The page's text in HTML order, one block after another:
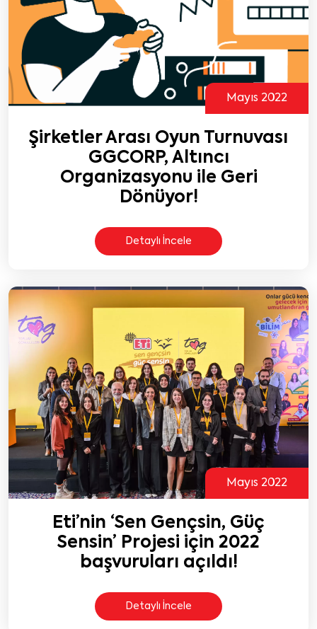
Mayıs 2022
Şirketler Arası Oyun Turnuvası
GGCORP, Altıncı
Organizasyonu ile Geri
Dönüyor!
Detaylı İncele
Mayıs 2022
Eti’nin ‘Sen Gençsin, Güç
Sensin’ Projesi için 2022
başvuruları açıldı!
Detaylı İncele